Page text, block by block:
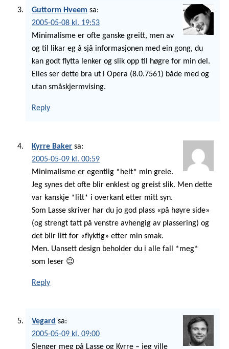
Guttorm Hveem sa:
2005-05-08 kl. 19:53
Minimalisme er ofte ganske greitt, men av
og til likar eg å sjå informasjonen med ein gong, du
kan godt flytta lenker og slik opp til høgre for min del.
Elles ser dette bra ut i Opera (8.0.7561) både med og
utan småskjermvising.
Reply
Kyrre Baker sa:
2005-05-09 kl. 00:59
Minimalisme er egentlig *helt* min greie.
Jeg synes det ofte blir enklest og greist slik. Men dette
var kanskje *litt* i overkant etter mitt syn.
Som Lasse skriver har du jo god plass «på høyre side»
(og strengt tatt på venstre avhengig av plassering) og
det blir litt for «flyktig» etter min smak.
Men. Uansett design beholder du i alle fall *meg*
som leser 😉
Reply
Vegard sa:
2005-05-09 kl. 09:00
Slenger meg på Lasse og Kyrre – jeg ville